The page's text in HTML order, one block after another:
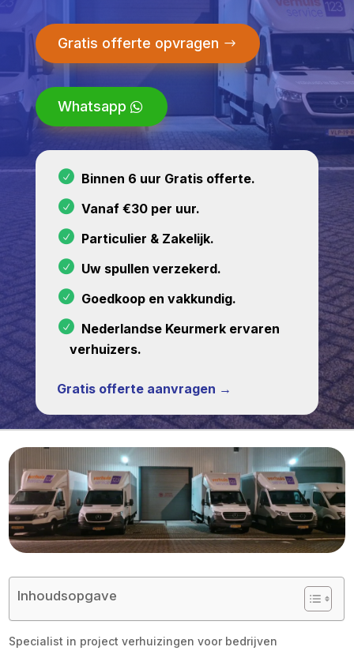
Gratis offerte opvragen
Whatsapp
Binnen 6 uur Gratis offerte.
Vanaf €30 per uur.
Particulier & Zakelijk.
Uw spullen verzekerd.
Goedkoop en vakkundig.
Nederlandse Keurmerk ervaren
verhuizers.
Gratis offerte aanvragen →
Inhoudsopgave
Specialist in project verhuizingen voor bedrijven